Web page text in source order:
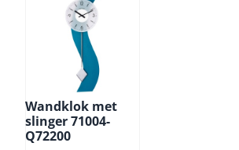
Wandklok met
slinger 71004-
Q72200